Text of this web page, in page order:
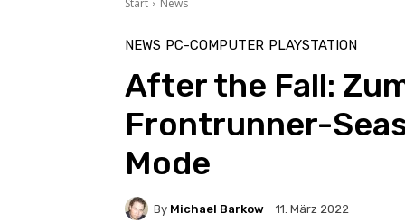
Start News
NEWS PC-COMPUTER PLAYSTATION
After the Fall:
Frontrunner-
Mode
By Michael Barkow 11. März 2022